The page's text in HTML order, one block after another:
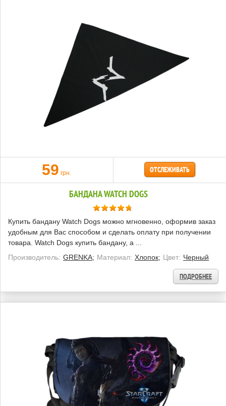
59 грн. ОТСЛЕЖИВАТЬ
БАНДАНА WATCH DOGS
Купить бандану Watch Dogs можно мгновенно, оформив заказ
удобным для Вас способом и сделать оплату при получении
товара. Watch Dogs купить бандану, а ...
Производитель: GRENKA; Материал: Хлопок; Цвет: Черный
ПОДРОБНЕЕ